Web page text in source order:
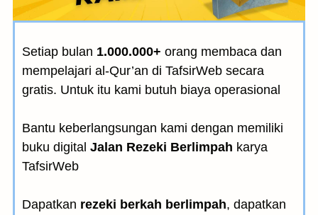
Setiap bulan 1.000.000+ orang membaca dan
mempelajari al-Qur’an di TafsirWeb secara
gratis. Untuk itu kami butuh biaya operasional
Bantu keberlangsungan kami dengan memiliki
buku digital Jalan Rezeki Berlimpah karya
TafsirWeb
Dapatkan rezeki berkah berlimpah, dapatkan